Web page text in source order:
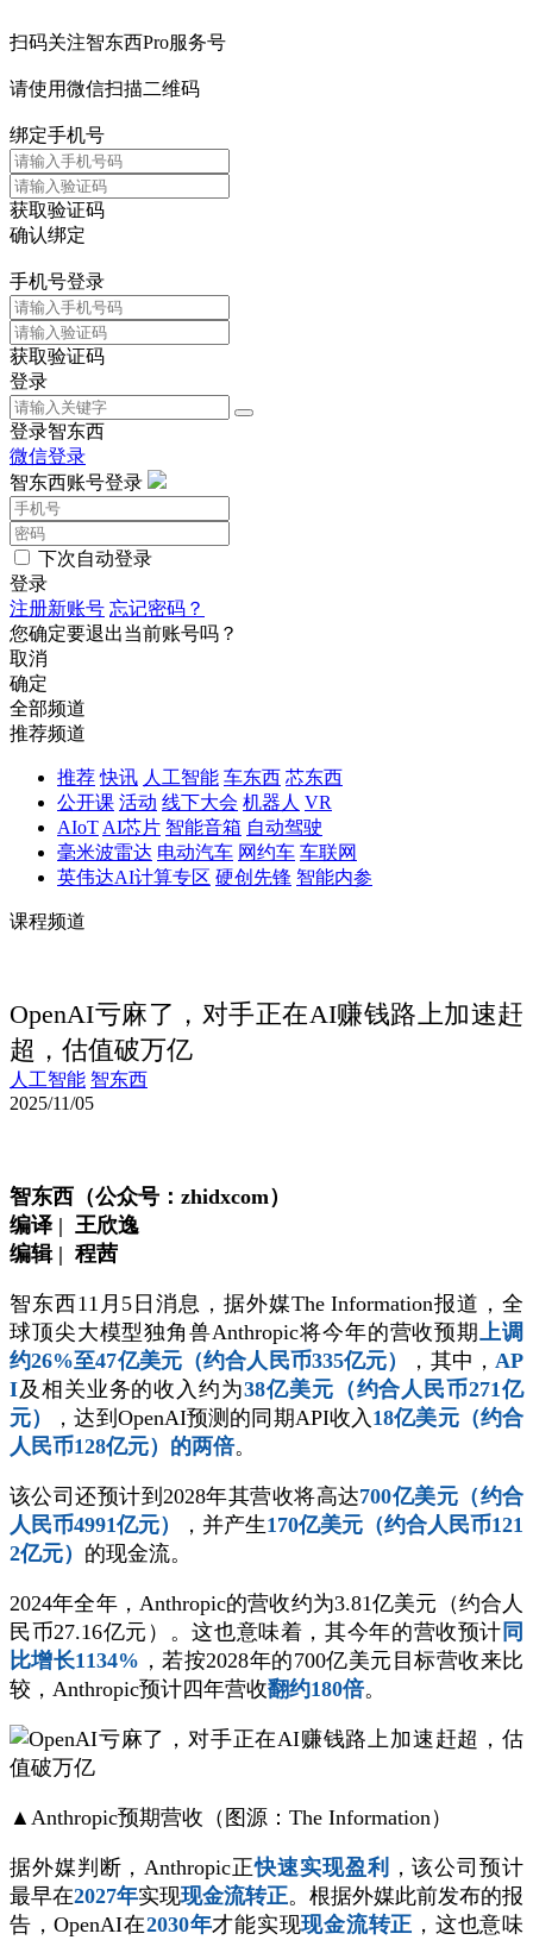
扫码关注智东西Pro服务号
请使用微信扫描二维码
绑定手机号
获取验证码
确认绑定
手机号登录
获取验证码
登录
登录智东西
微信登录
智东西账号登录
下次自动登录
登录
注册新账号 忘记密码？
您确定要退出当前账号吗？
取消
确定
全部频道
推荐频道
推荐 快讯 人工智能 车东西 芯东西
公开课 活动 线下大会 机器人 VR
AIoT AI芯片 智能音箱 自动驾驶
毫米波雷达 电动汽车 网约车 车联网
英伟达AI计算专区 硬创先锋 智能内参
课程频道
OpenAI亏麻了，对手正在AI赚钱路上加速赶
超，估值破万亿
人工智能 智东西
2025/11/05
智东西（公众号：zhidxcom）
编译 | 王欣逸
编辑 | 程茜
智东西11月5日消息，据外媒The Information报道，全
球顶尖大模型独角兽Anthropic将今年的营收预期上调
约26%至47亿美元（约合人民币335亿元）
，其中，AP
I及相关业务的收入约为38亿美元（约合人民币271亿
元）
，达到OpenAI预测的同期API收入 18亿美元（约合
人民币128亿元）的两倍。
该公司还预计到2028年其营收将高达700亿美元（约合
人民币4991亿元）
，并产生170亿美元（约合人民币121
2亿元） 的现金流。
2024年全年，Anthropic的营收约为3.81亿美元（约合人
民币27.16亿元）。这也意味着，其今年的营收预计 同
比增长1134% ，若按2028年的700亿美元目标营收来比
较，Anthropic预计四年营收翻约180倍。
▲Anthropic预期营收（图源：The Information）
据外媒判断，Anthropic正快速实现盈利
，该公司预计
最早在2027年实现现金流转正。根据外媒此前发布的报
告，OpenAI在2030年才能实现现金流转正 ，这也意味